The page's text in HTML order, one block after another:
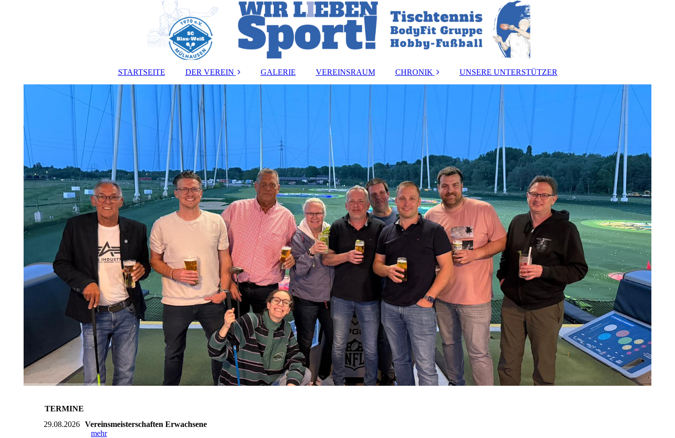
STARTSEITE DER VEREIN
Vorstand
Satzung
Jugendordnung
Anmeldeformular
Kontakt
GALERIE VEREINSRAUM CHRONIK UNSERE UNTERSTÜTZER
TERMINE
29.08.2026 Vereinsmeisterschaften Erwachsene
mehr